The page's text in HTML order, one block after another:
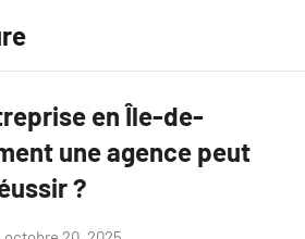
en Île-de-
une agence peut
?